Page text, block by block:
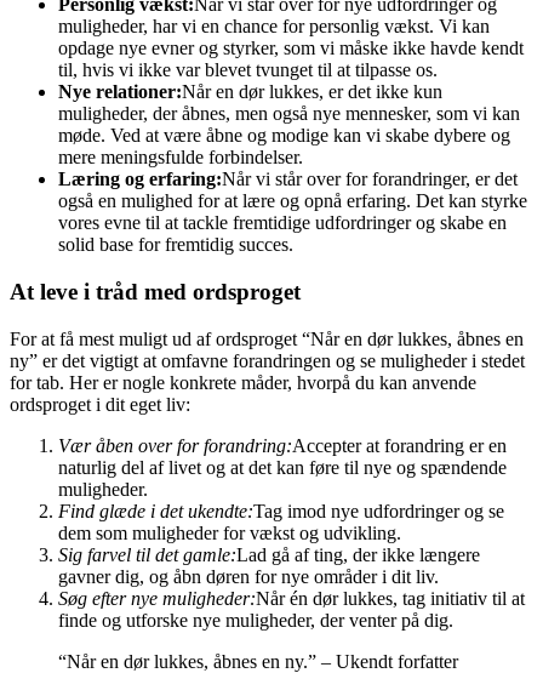
Personlig vækst: Når vi står over for nye udfordringer og
muligheder, har vi en chance for personlig vækst. Vi kan
opdage nye evner og styrker, som vi måske ikke havde kendt
til, hvis vi ikke var blevet tvunget til at tilpasse os.
Nye relationer:Når en dør lukkes, er det ikke kun
muligheder, der åbnes, men også nye mennesker, som vi kan
møde. Ved at være åbne og modige kan vi skabe dybere og
mere meningsfulde forbindelser.
Læring og erfaring:Når vi står over for forandringer, er det
også en mulighed for at lære og opnå erfaring. Det kan styrke
vores evne til at tackle fremtidige udfordringer og skabe en
solid base for fremtidig succes.
At leve i tråd med ordsproget
For at få mest muligt ud af ordsproget “Når en dør lukkes, åbnes en
ny” er det vigtigt at omfavne forandringen og se muligheder i stedet
for tab. Her er nogle konkrete måder, hvorpå du kan anvende
ordsproget i dit eget liv:
Vær åben over for forandring:Accepter at forandring er en
naturlig del af livet og at det kan føre til nye og spændende
muligheder.
Find glæde i det ukendte:Tag imod nye udfordringer og se
dem som muligheder for vækst og udvikling.
Sig farvel til det gamle:Lad gå af ting, der ikke længere
gavner dig, og åbn døren for nye områder i dit liv.
Søg efter nye muligheder:Når én dør lukkes, tag initiativ til at
finde og utforske nye muligheder, der venter på dig.
“Når en dør lukkes, åbnes en ny.” – Ukendt forfatter